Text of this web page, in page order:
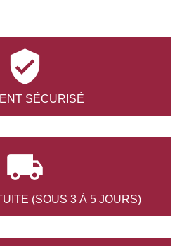

SÉCURISÉ

(SOUS 3 À 5 JOURS)